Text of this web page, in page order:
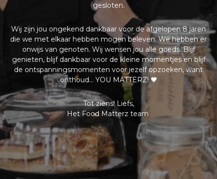
gesloten.
Wij zijn jou ongekend dankbaar voor de afgelopen 8 jaren
die we met elkaar hebben mogen beleven. We hebben er
onwijs van genoten. Wij wensen jou alle goeds. Blijf
genieten, blijf dankbaar voor de kleine momentjes en blijf
de ontspanningsmomenten voor jezelf opzoeken, want
onthoud… YOU MATTERZ! 🖤
Tot ziens! Liefs,
Het Food Matterz team